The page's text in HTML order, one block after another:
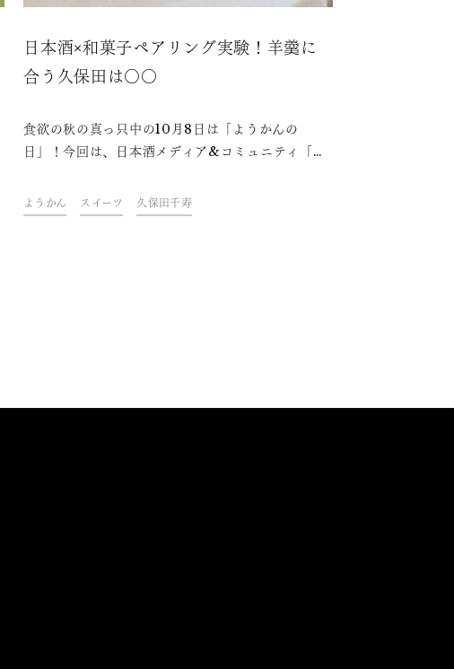
日本酒×和菓子ペアリング実験！羊羹に
合う久保田は〇〇
食欲の秋の真っ只中の10月8日は「ようかんの
日」！今回は、日本酒メディア&コミュニティ「酒
す！3種の羊羹と久保田のお酒、最強のマリアージ
ュに選ばれるのは！？
ようかん スイーツ 久保田千寿